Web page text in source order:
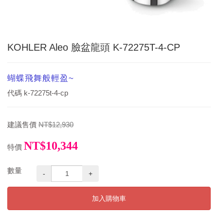
KOHLER Aleo 臉盆龍頭 K-72275T-4-CP
蝴蝶飛舞般輕盈~
代碼 k-72275t-4-cp
建議售價 NT$12,930
特價 NT$10,344
數量 - +
加入購物車